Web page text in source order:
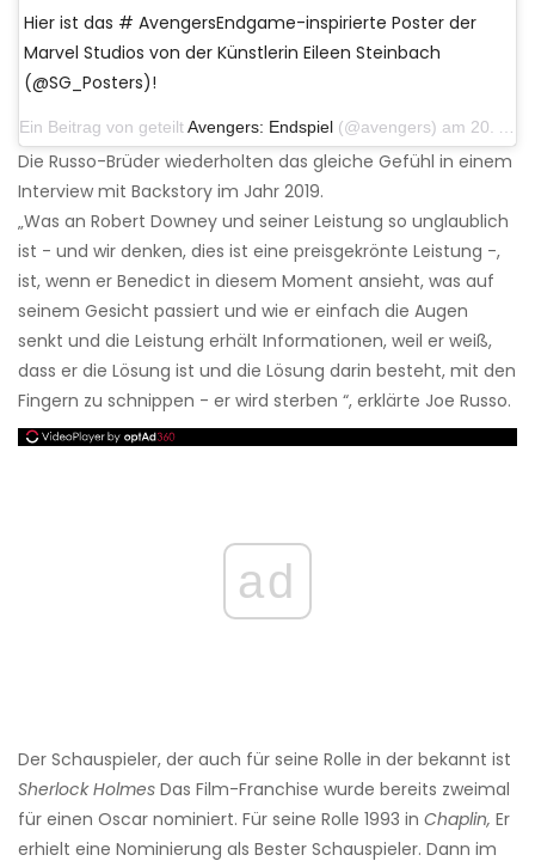
Hier ist das # AvengersEndgame-inspirierte Poster der
Marvel Studios von der Künstlerin Eileen Steinbach
(@SG_Posters)!
Ein Beitrag von geteiltAvengers: Endspiel (@avengers) am 20. April 2019 um 10:40 Uhr PDT
Die Russo-Brüder wiederholten das gleiche Gefühl in einem
Interview mit Backstory im Jahr 2019.
„Was an Robert Downey und seiner Leistung so unglaublich
ist - und wir denken, dies ist eine preisgekrönte Leistung -,
ist, wenn er Benedict in diesem Moment ansieht, was auf
seinem Gesicht passiert und wie er einfach die Augen
senkt und die Leistung erhält Informationen, weil er weiß,
dass er die Lösung ist und die Lösung darin besteht, mit den
Fingern zu schnippen - er wird sterben “, erklärte Joe Russo.
ad
Der Schauspieler, der auch für seine Rolle in der bekannt ist
Sherlock Holmes Das Film-Franchise wurde bereits zweimal
für einen Oscar nominiert. Für seine Rolle 1993 in Chaplin, Er
erhielt eine Nominierung als Bester Schauspieler. Dann im